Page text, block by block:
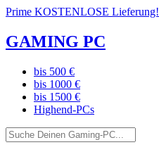
Prime KOSTENLOSE Lieferung!
GAMING PC
bis 500 €
bis 1000 €
bis 1500 €
Highend-PCs